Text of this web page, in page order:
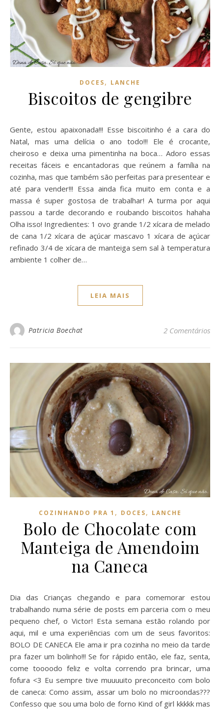
DOCES, LANCHE
Biscoitos de gengibre
Gente, estou apaixonada!!! Esse biscoitinho é a cara do
Natal, mas uma delícia o ano todo!!! Ele é crocante,
cheiroso e deixa uma pimentinha na boca… Adoro essas
receitas fáceis e encantadoras que reúnem a família na
cozinha, mas que também são perfeitas para presentear e
até para vender!!! Essa ainda fica muito em conta e a
massa é super gostosa de trabalhar! A turma por aqui
passou a tarde decorando e roubando biscoitos hahaha
Olha isso! Ingredientes: 1 ovo grande 1/2 xícara de melado
de cana 1/2 xícara de açúcar mascavo 1 xícara de açúcar
refinado 3/4 de xícara de manteiga sem sal à temperatura
ambiente 1 colher de…
LEIA MAIS
Patricia Boechat 2 Comentários
COZINHANDO PRA 1 , DOCES, LANCHE
Bolo de Chocolate com
Manteiga de Amendoim
na Caneca
Dia das Crianças chegando e para comemorar estou
trabalhando numa série de posts em parceria com o meu
pequeno chef, o Victor! Esta semana estão rolando por
aqui, mil e uma experiências com um de seus favoritos:
BOLO DE CANECA Ele ama ir pra cozinha no meio da tarde
pra fazer um bolinho!!! Se for rápido então, ele faz, senta,
come toooodo feliz e volta correndo pra brincar, uma
fofura <3 Eu sempre tive muuuuito preconceito com bolo
de caneca: Como assim, assar um bolo no microondas???
Confesso que sou uma bolo de forno Kind of girl kkkkk mas